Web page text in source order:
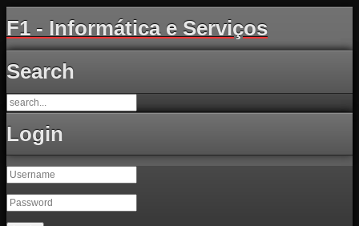
F1 - Informática e Serviços
Search
Login